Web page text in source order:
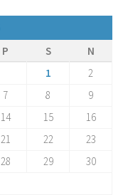
P S
N
1
2
7 8
9
14 15
16
21 22
23
28 29
30